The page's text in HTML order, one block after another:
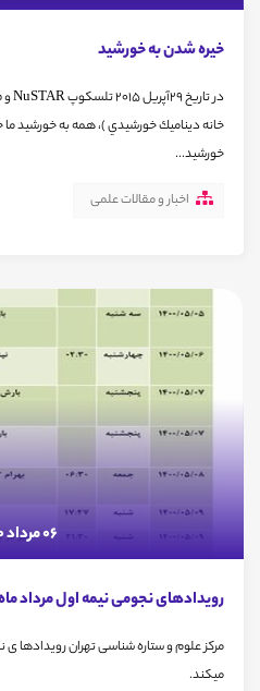
خيره شدن به خورشيد
خانه ديناميك خورشيدي )، همه به خورشيد
خورشيد...
اخبار و مقالات علمی
06 مرداد 1400
رویدادهای نجومی نیمه اول مرداد ماه
میکند.